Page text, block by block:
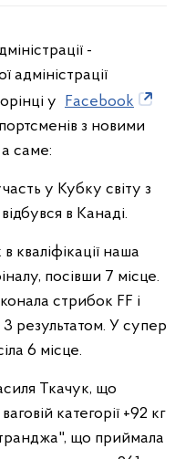
-
адміністрації
у Facebook
з новими
саме:
у Кубку світу з
в Канаді.
кваліфікації наша
посівши 7 місце.
стрибок FF і
результатом. У супер
6 місце.
Ткачук, що
категорії +92 кг
що приймала